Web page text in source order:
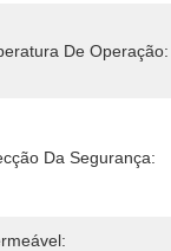
De Operação:
Da Segurança: